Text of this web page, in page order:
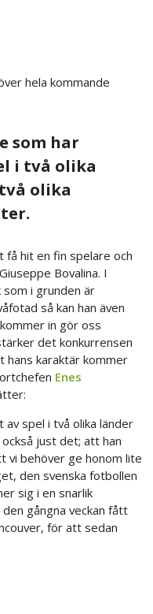
hela kommande
som har
i två olika
olika
få hit en fin spelare och
Bovalina. I
som i grunden är
så kan han även
in gör oss
det konkurrensen
karaktär kommer
Enes
spel i två olika länder
just det; att han
vi behöver ge honom lite
den svenska fotbollen
sig i en snarlik
gångna veckan fått
för att sedan